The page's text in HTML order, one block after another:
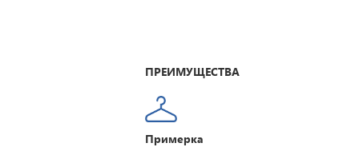
ПРЕИМУЩЕСТВА
Примерка